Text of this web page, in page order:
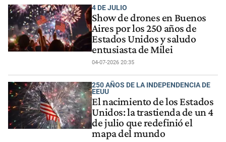
4 DE JULIO
Show de drones en Buenos
Aires por los 250 años de
Estados Unidos y saludo
entusiasta de Milei
04-07-2026 20:35
250 AÑOS DE LA INDEPENDENCIA DE
EEUU
El nacimiento de los Estados
Unidos: la trastienda de un 4
de julio que redefinió el
mapa del mundo